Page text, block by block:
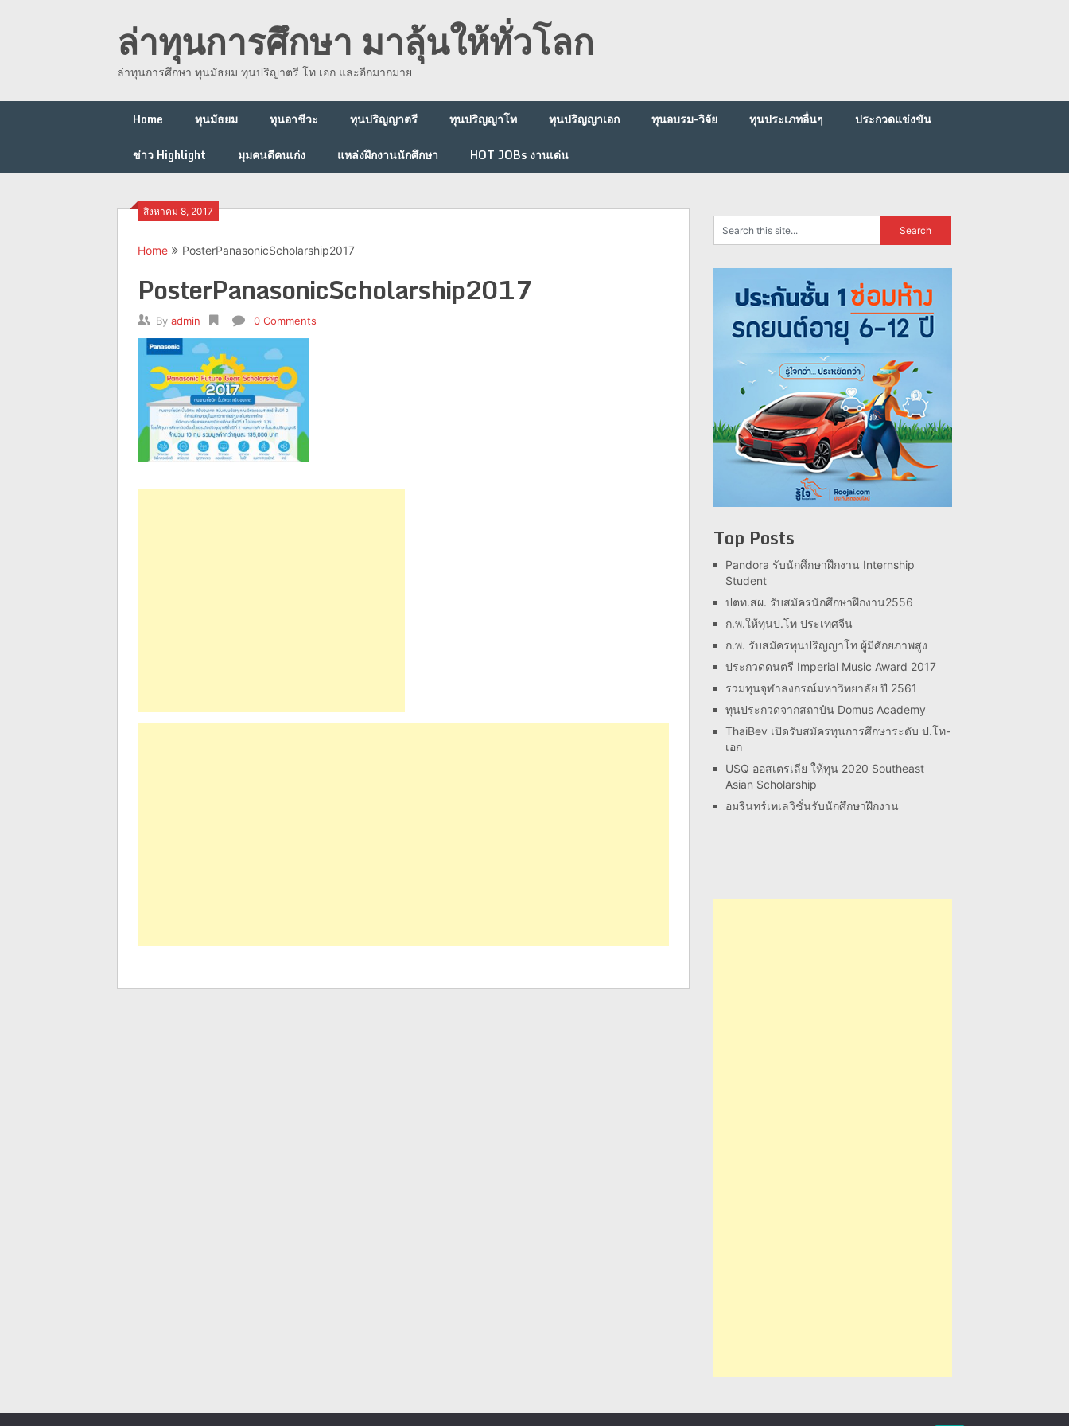
ล่าทุนการศึกษา มาลุ้นให้ทั่วโลก
ล่าทุนการศึกษา ทุนมัธยม ทุนปริญาตรี โท เอก และอีกมากมาย
Home ทุนมัธยม ทุนอาชีวะ ทุนปริญญาตรี ทุนปริญญาโท ทุนปริญญาเอก ทุนอบรม-วิจัย ทุนประเภทอื่นๆ
ประกวดแข่งขัน
ข่าว Highlight
มุมคนดีคนเก่ง แหล่งฝึกงานนักศึกษา HOT JOBs งานเด่น
สิงหาคม 8, 2017
Home PosterPanasonicScholarship2017
PosterPanasonicScholarship2017
By admin 0 Comments
Top Posts
Pandora รับนักศึกษาฝึกงาน Internship
Student
ปตท.สผ. รับสมัครนักศึกษาฝึกงาน2556
ก.พ.ให้ทุนป.โท ประเทศจีน
ก.พ. รับสมัครทุนปริญญาโท ผู้มีศักยภาพสูง
ประกวดดนตรี Imperial Music Award 2017
รวมทุนจุฬาลงกรณ์มหาวิทยาลัย ปี 2561
ทุนประกวดจากสถาบัน Domus Academy
ThaiBev เปิดรับสมัครทุนการศึกษาระดับ ป.โท-
เอก
USQ ออสเตรเลีย ให้ทุน 2020 Southeast
Asian Scholarship
อมรินทร์เทเลวิชั่นรับนักศึกษาฝึกงาน